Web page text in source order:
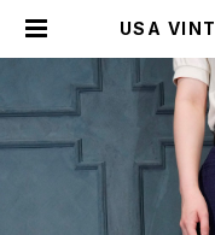
USA
リカ古着
パ